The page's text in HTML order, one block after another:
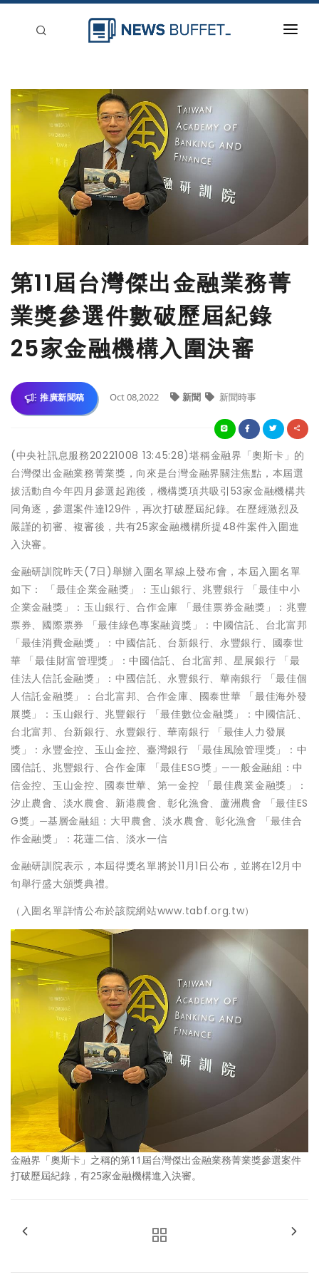
新聞稿分類
登入
第11屆台灣傑出金融業務菁
業獎參選件數破歷屆紀錄
25家金融機構入圍決審
推廣新聞稿 Oct 08,2022 新聞 新聞時事
(中央社訊息服務20221008 13:45:28)堪稱金融界「奧斯卡」的
台灣傑出金融業務菁業獎，向來是台灣金融界關注焦點，本屆選
拔活動自今年四月參選起跑後，機構獎項共吸引53家金融機構共
同角逐，參選案件達129件，再次打破歷屆紀錄。在歷經激烈及
嚴謹的初審、複審後，共有25家金融機構所提48件案件入圍進
入決審。
金融研訓院昨天(7日)舉辦入圍名單線上發布會，本屆入圍名單
如下： 「最佳企業金融獎」：玉山銀行、兆豐銀行 「最佳中小
企業金融獎」：玉山銀行、合作金庫 「最佳票券金融獎」：兆豐
票券、國際票券 「最佳綠色專案融資獎」：中國信託、台北富邦
「最佳消費金融獎」：中國信託、台新銀行、永豐銀行、國泰世
華 「最佳財富管理獎」：中國信託、台北富邦、星展銀行 「最
佳法人信託金融獎」：中國信託、永豐銀行、華南銀行 「最佳個
人信託金融獎」：台北富邦、合作金庫、國泰世華 「最佳海外發
展獎」：玉山銀行、兆豐銀行 「最佳數位金融獎」：中國信託、
台北富邦、台新銀行、永豐銀行、華南銀行 「最佳人力發展
獎」：永豐金控、玉山金控、臺灣銀行 「最佳風險管理獎」：中
國信託、兆豐銀行、合作金庫 「最佳ESG獎」─一般金融組：中
信金控、玉山金控、國泰世華、第一金控 「最佳農業金融獎」：
汐止農會、淡水農會、新港農會、彰化漁會、蘆洲農會 「最佳ES
G獎」─基層金融組：大甲農會、淡水農會、彰化漁會 「最佳合
作金融獎」：花蓮二信、淡水一信
金融研訓院表示，本屆得獎名單將於11月1日公布，並將在12月中
旬舉行盛大頒獎典禮。
（入圍名單詳情公布於該院網站www.tabf.org.tw）
金融界「奧斯卡」之稱的第11屆台灣傑出金融業務菁業獎參選案件
打破歷屆紀錄，有25家金融機構進入決審。